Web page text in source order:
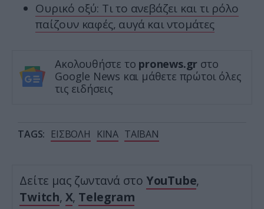
Ουρικό οξύ: Τι το ανεβάζει και τι ρόλο
παίζουν καφές, αυγά και ντομάτες
Ακολουθήστε το pronews.gr στο
Google News και μάθετε πρώτοι όλες
τις ειδήσεις
TAGS: ΕΙΣΒΟΛΗ ΚΙΝΑ ΤΑΪΒΑΝ
Δείτε μας ζωντανά στο YouTube,
Twitch, X, Telegram